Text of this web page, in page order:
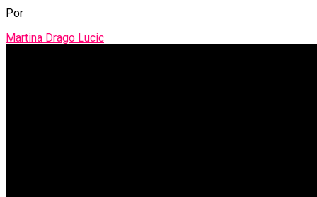
Por
Martina Drago Lucic